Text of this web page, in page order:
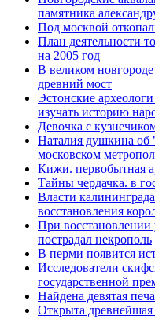
памятника
Под москвой
План деятельности
на 2005 год
В великом
древний мост
Эстонские
изучать историю
Девочка с
Наталия душкина об
московском
Кижи. первобытная
Тайны чердачка. в
Власти
восстановления
При восстановлении
пострадал некрополь
В перми появится
Исследователи
государственной
Найдена девятая
Открыта